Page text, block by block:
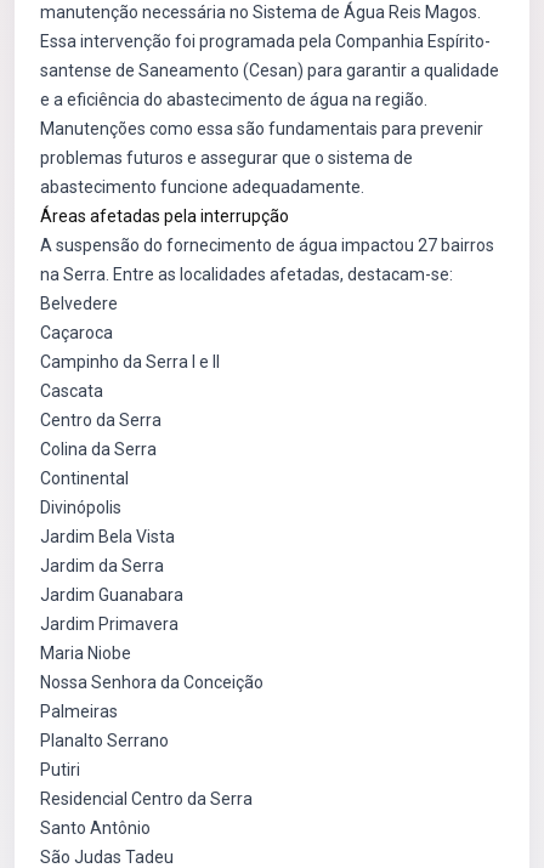
manutenção necessária no Sistema de Água Reis Magos.
Essa intervenção foi programada pela Companhia Espírito-
santense de Saneamento (Cesan) para garantir a qualidade
e a eficiência do abastecimento de água na região.
Manutenções como essa são fundamentais para prevenir
problemas futuros e assegurar que o sistema de
abastecimento funcione adequadamente.
Áreas afetadas pela interrupção
A suspensão do fornecimento de água impactou 27 bairros
na Serra. Entre as localidades afetadas, destacam-se:
Belvedere
Caçaroca
Campinho da Serra I e II
Cascata
Centro da Serra
Colina da Serra
Continental
Divinópolis
Jardim Bela Vista
Jardim da Serra
Jardim Guanabara
Jardim Primavera
Maria Niobe
Nossa Senhora da Conceição
Palmeiras
Planalto Serrano
Putiri
Residencial Centro da Serra
Santo Antônio
São Judas Tadeu